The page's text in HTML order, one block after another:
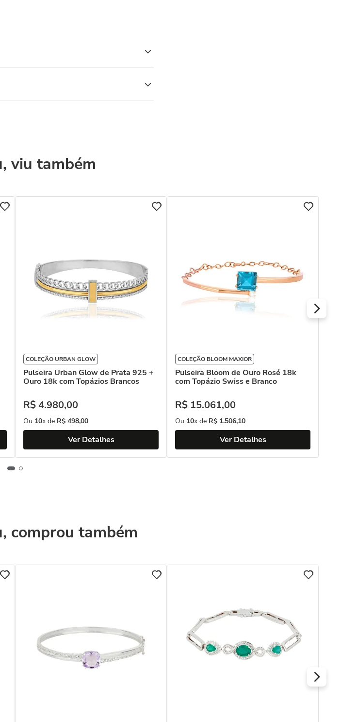
viu também
COLEÇÃO URBAN GLOW
Pulseira Urban Glow de Prata 925 +
Ouro 18k com Topázios Brancos
R$4.980,00
Ou 10x de R$ 498,00
Ver Detalhes
COLEÇÃO BLOOM MAXIOR
Pulseira Bloom de Ouro Rosé 18k
com Topázio Swiss e Branco
R$ 15.061,00
Ou 10x de R$ 1.506,10
Ver Detalhes
comprou também